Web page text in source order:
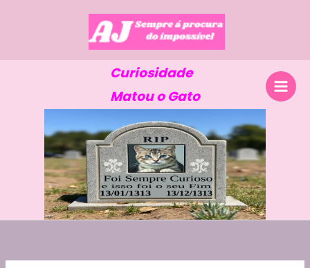
Curiosidade
Matou o Gato